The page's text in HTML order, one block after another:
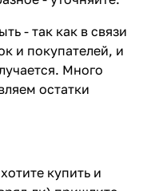
- так как в связи
и покупателей, и
Много
остатки
купить и